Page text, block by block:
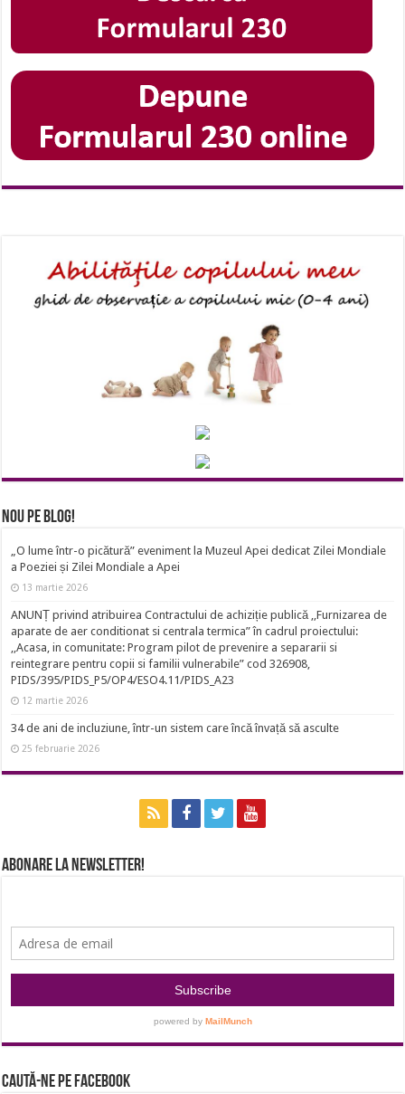
Nou pe Blog!
„O lume într-o picătură” eveniment la Muzeul Apei dedicat Zilei Mondiale
a Poeziei și Zilei Mondiale a Apei
13 martie 2026
ANUNȚ privind atribuirea Contractului de achiziție publică ,,Furnizarea de
aparate de aer conditionat si centrala termica” în cadrul proiectului:
,,Acasa, in comunitate: Program pilot de prevenire a separarii si
reintegrare pentru copii si familii vulnerabile” cod 326908,
PIDS/395/PIDS_P5/OP4/ESO4.11/PIDS_A23
12 martie 2026
34 de ani de incluziune, într-un sistem care încă învață să asculte
25 februarie 2026
Abonare la newsletter!
Caută-ne pe Facebook